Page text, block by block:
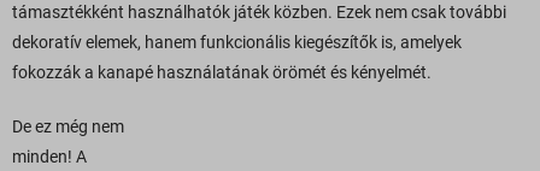
támasztékként használhatók játék közben. Ezek nem csak további
dekoratív elemek, hanem funkcionális kiegészítők is, amelyek
fokozzák a kanapé használatának örömét és kényelmét.
De ez még nem
minden! A